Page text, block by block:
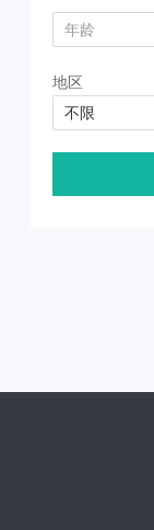
年龄
地区
不限